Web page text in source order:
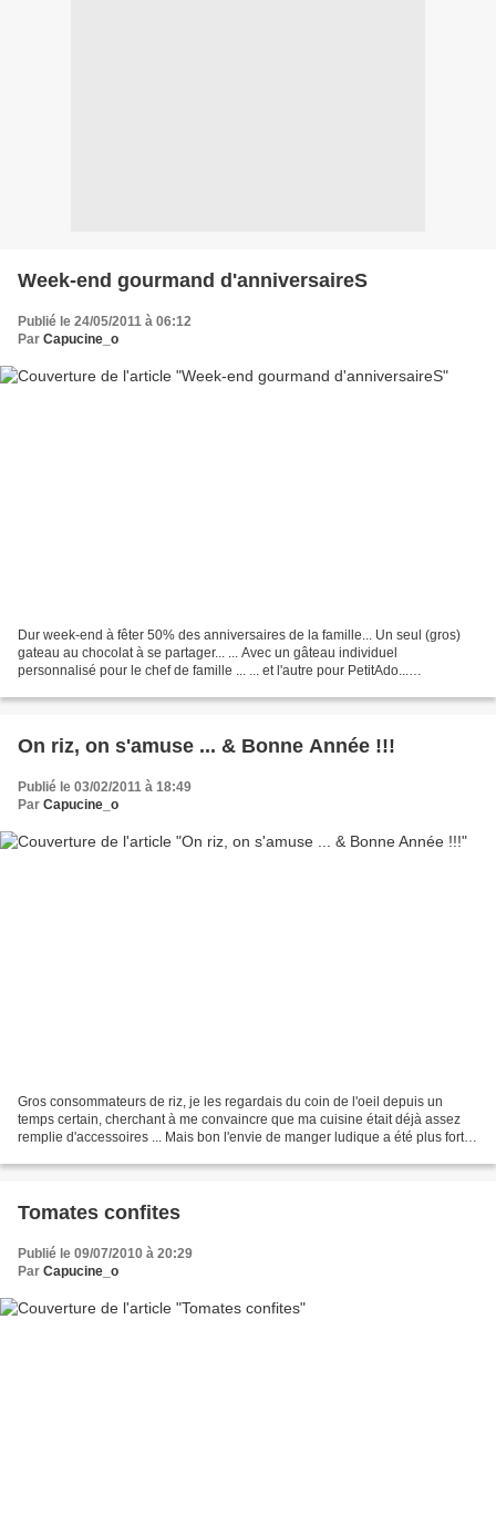
Week-end gourmand d'anniversaireS
Publié le 24/05/2011 à 06:12
Par Capucine_o
Dur week-end à fêter 50% des anniversaires de la famille... Un seul (gros)
gateau au chocolat à se partager... ... Avec un gâteau individuel
personnalisé pour le chef de famille ... ... et l'autre pour PetitAdo...
On riz, on s'amuse ... & Bonne Année !!!
Publié le 03/02/2011 à 18:49
Par Capucine_o
Gros consommateurs de riz, je les regardais du coin de l'oeil depuis un
temps certain, cherchant à me convaincre que ma cuisine était déjà assez
remplie d'accessoires ... Mais bon l'envie de manger ludique a été plus forte
Tomates confites
Publié le 09/07/2010 à 20:29
Par Capucine_o